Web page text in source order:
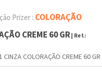
Prizer : COLORAÇÃO
CREME 60 GR | Ref.: